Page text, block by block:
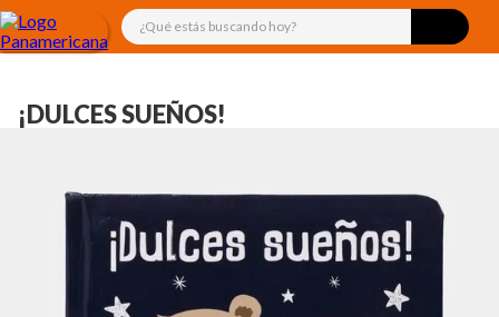
¿Qué estás buscando hoy?
¡DULCES SUEÑOS!